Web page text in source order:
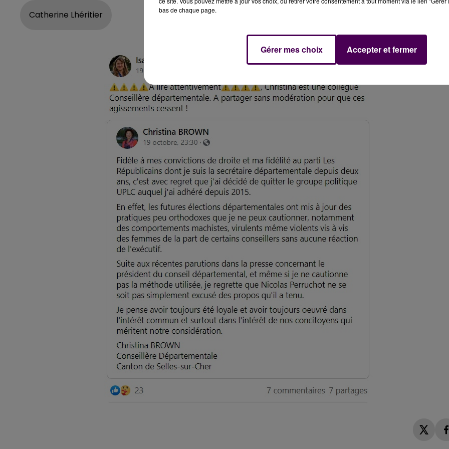
Catherine Lhéritier
bas de chaque page.
Gérer mes choix Accepter et fermer